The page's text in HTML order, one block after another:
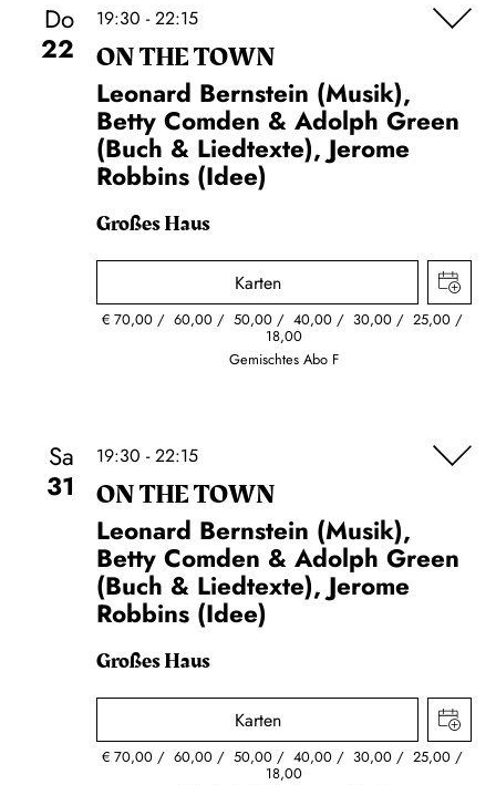
Do
22
19:30 - 22:15
ON THE TOWN
Leonard Bernstein (Musik),
Betty Comden & Adolph Green
(Buch & Liedtexte), Jerome
Robbins (Idee)
Großes Haus
Karten
€ 70,00 60,00 50,00 40,00 30,00 25,00
18,00
Gemischtes Abo F
Sa
31
19:30 - 22:15
ON THE TOWN
Leonard Bernstein (Musik),
Betty Comden & Adolph Green
(Buch & Liedtexte), Jerome
Robbins (Idee)
Großes Haus
Karten
€ 70,00 60,00 50,00 40,00 30,00 25,00
18,00